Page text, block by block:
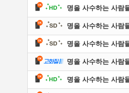
명을 사수하는 사람
명을 사수하는 사람
명을 사수하는 사람
명을 사수하는 사람
명을 사수하는 사람